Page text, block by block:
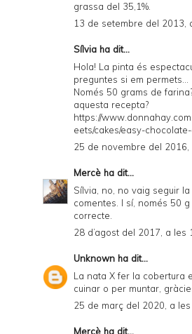
grassa del 35,1%.
13 de setembre del 2013,
Sílvia ha dit...
Hola! La pinta és
preguntes si em permets...
Només 50 grams de
aquesta recepta?
https://
eets/cakes/easy-
25 de novembre del 2016,
Mercè ha dit...
Sílvia, no, no vaig seguir
comentes. I sí, només 50
correcte.
28 d’agost del 2017, a les
Unknown ha dit...
La nata X fer la cobertura
cuinar o per muntar,
25 de març del 2020, a les
Mercè ha dit...